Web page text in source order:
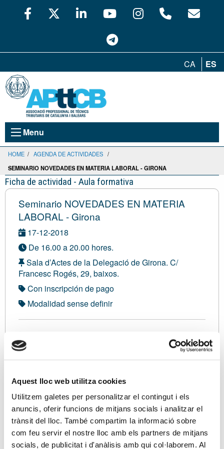
Aquest lloc web utilitza cookies
Utilitzem galetes per personalitzar el contingut i els
anuncis, oferir funcions de mitjans socials i analitzar el
trànsit del lloc. També compartim la informació sobre
com feu servir el nostre lloc amb els partners de mitjans
socials, de publicitat i d'anàlisis amb qui col·laborem. Al
CA ES
Menu
HOME / AGENDA DE ACTIVIDADES /
SEMINARIO NOVEDADES EN MATERIA LABORAL - GIRONA
Ficha de actividad - Aula formativa
Seminario NOVEDADES EN MATERIA
LABORAL - Girona
17-12-2018
De 16.00 a 20.00 hores.
Sala d’Actes de la Delegació de Girona. C/
Francesc Rogés, 29, baixos.
Con inscripción de pago
Modalidad sense definir
Ponentes
Sr. Jorge Pérez, Professor de Dret del Treball i de la
Seguretat Social de la UAB. Sots Inspector Laboral
de Treball i Seguretat Social a la Inspecció